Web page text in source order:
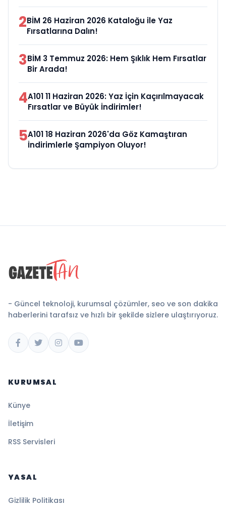
2BİM 26 Haziran 2026 Kataloğu ile Yaz
Fırsatlarına Dalın!
3BİM 3 Temmuz 2026: Hem Şıklık Hem Fırsatlar
Bir Arada!
4A101 11 Haziran 2026: Yaz İçin Kaçırılmayacak
Fırsatlar ve Büyük İndirimler!
5A101 18 Haziran 2026'da Göz Kamaştıran
İndirimlerle Şampiyon Oluyor!
- Güncel teknoloji, kurumsal çözümler, seo ve son dakika
haberlerini tarafsız ve hızlı bir şekilde sizlere ulaştırıyoruz.
KURUMSAL
Künye
İletişim
RSS Servisleri
YASAL
Gizlilik Politikası